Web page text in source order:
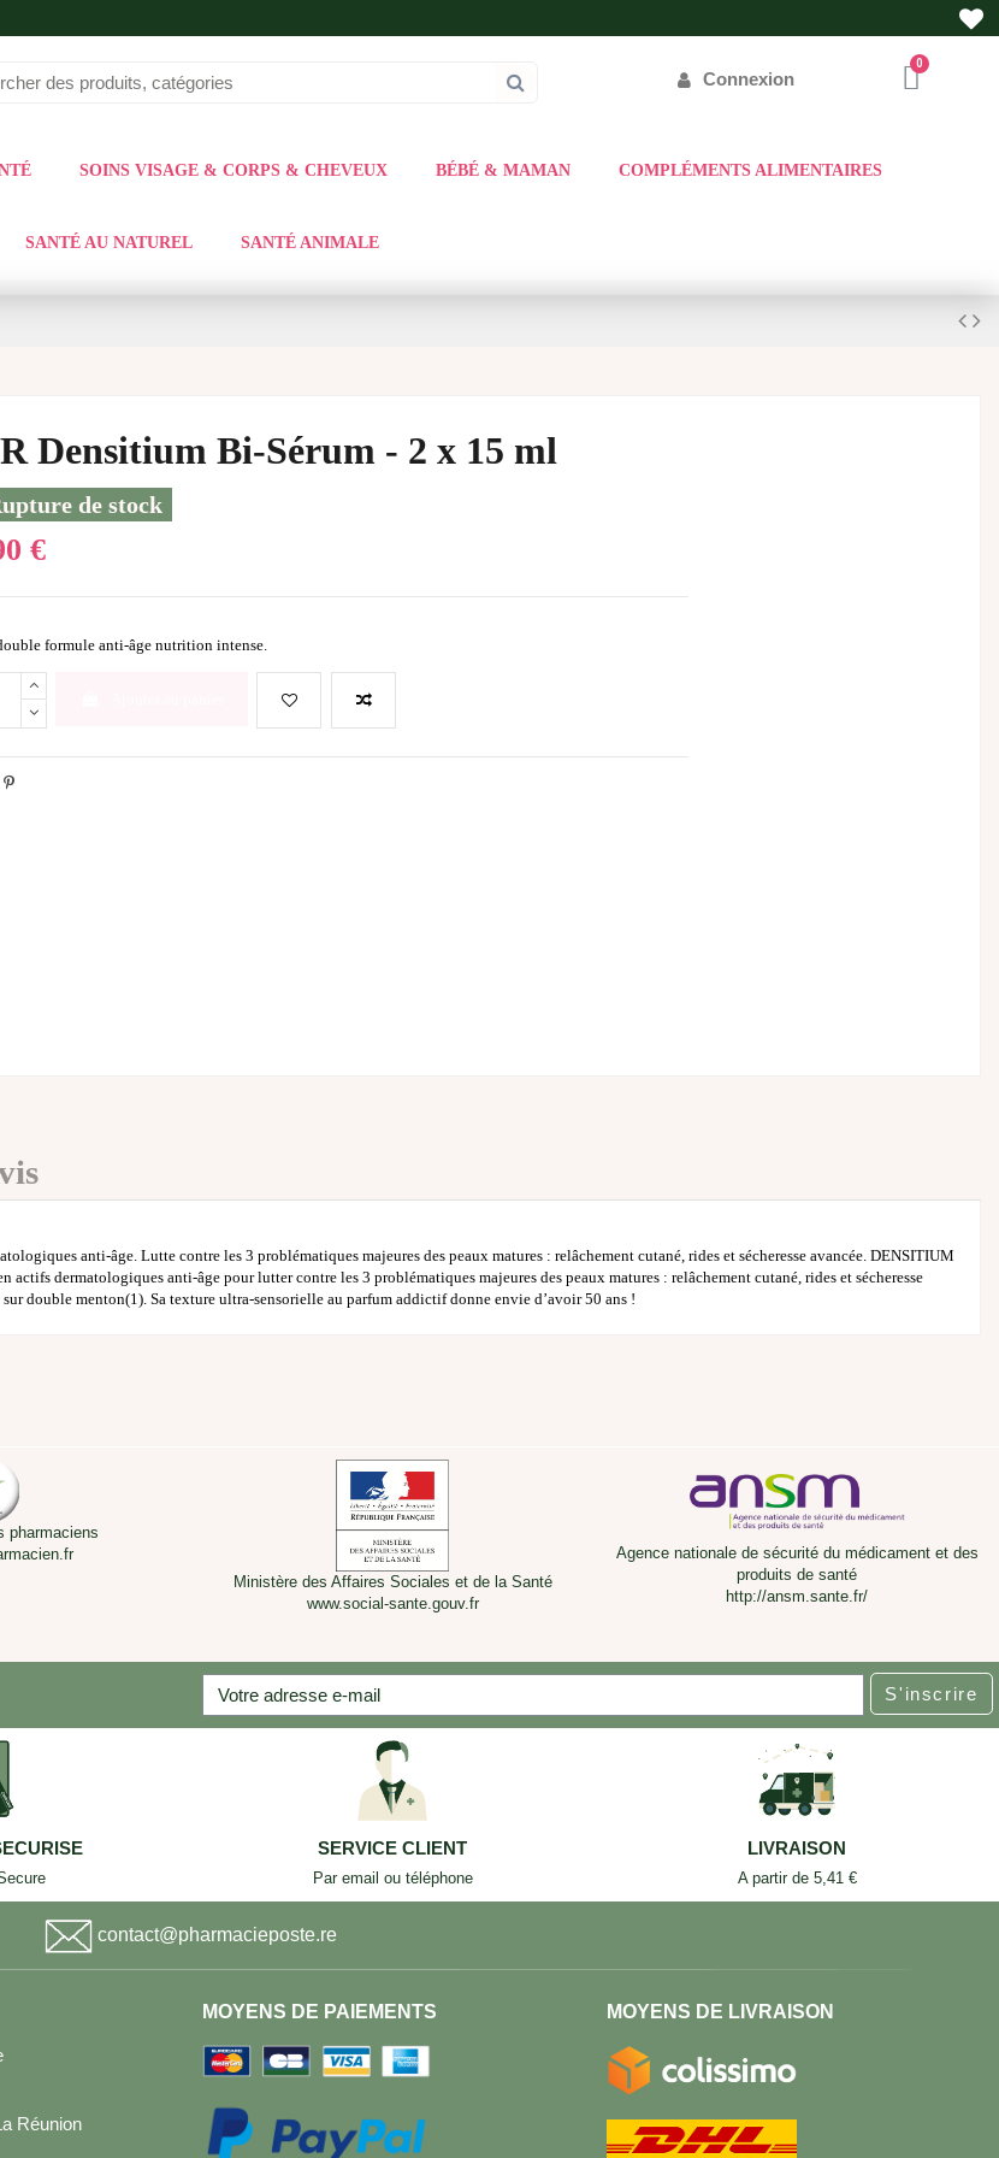
Connexion
SOINS VISAGE & CORPS & CHEVEUX BÉBÉ & MAMAN COMPLÉMENTS ALIMENTAIRES
SANTÉ AU NATUREL SANTÉ ANIMALE
Densitium Bi-Sérum - 2 x 15 ml
de stock
€
formule anti-âge nutrition intense.
anti-âge. Lutte contre les 3 problématiques majeures des peaux matures : relâchement cutané, rides et sécheresse avancée. DENSITIUM
dermatologiques anti-âge pour lutter contre les 3 problématiques majeures des peaux matures : relâchement cutané, rides et sécheresse
double menton(1). Sa texture ultra-sensorielle au parfum addictif donne envie d’avoir 50 ans !
pharmaciens
Ministère des Affaires Sociales et de la Santé
www.social-sante.gouv.fr
Agence nationale de sécurité du médicament et des
produits de santé
http://ansm.sante.fr/
S'inscrire
SERVICE CLIENT
Par email ou téléphone
LIVRAISON
A partir de 5,41 €
contact@pharmacieposte.re
Réunion
MOYENS DE PAIEMENTS MOYENS DE LIVRAISON